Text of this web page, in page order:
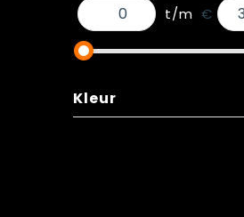
t/m €
Kleur